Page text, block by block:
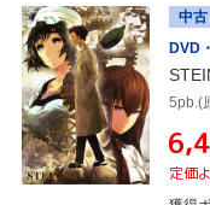
中古
DVD
定価